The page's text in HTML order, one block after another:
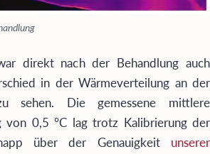
direkt nach der Behandlung auch
in der Wärmeverteilung an der
sehen. Die gemessene mittlere
von 0,5 °C lag trotz Kalibrierung der
über der Genauigkeit unserer